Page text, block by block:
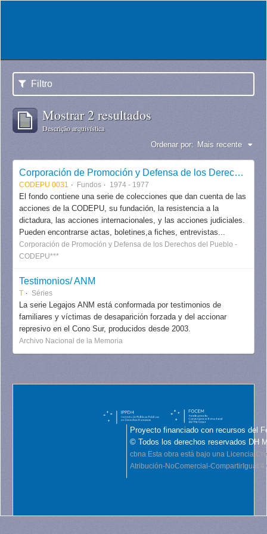
Filtro
Mostrar 2 resultados
Descrição arquivística
Ordenar por: Mais recente
Corporación de Promoción y Defensa de los Derechos del Pueblo CODEPU
CODEPU 0031 Fundos 1974 - 1977
El fondo contiene una serie de colecciones que dan cuenta de las
acciones de la CODEPU, su fundación, la resistencia a la
dictadura, las acciones internacionales, y las acciones judiciales.
Pueden encontrarse actas, boletines,a fiches, entrevistas...
Corporación de Promoción y Defensa de los Derechos del Pueblo -
CODEPU***
Testimonios/ ANM
T Séries
La serie Legajos ANM está conformada por testimonios de
familiares y víctimas de desaparición forzada y del accionar
represivo en el Cono Sur, producidos desde 2003.
Archivo Nacional de la Memoria
Proyecto financiado con recursos del
© Todos los derechos reservados DH
cbna Esta obra está bajo una Licencia
Atribución-NoComercial-CompartirIgual